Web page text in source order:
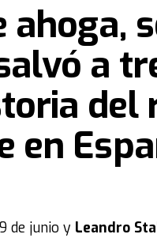
ahoga,
a
del
en
de junio y Leandro